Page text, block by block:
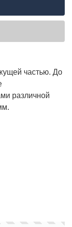
частью. До
различной